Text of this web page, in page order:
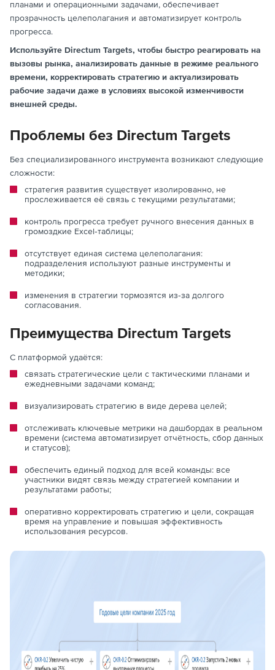
планами и операционными задачами, обеспечивает
прозрачность целеполагания и автоматизирует контроль
прогресса.
Используйте Directum Targets, чтобы быстро реагировать на
вызовы рынка, анализировать данные в режиме реального
времени, корректировать стратегию и актуализировать
рабочие задачи даже в условиях высокой изменчивости
внешней среды.
Проблемы без Directum Targets
Без специализированного инструмента возникают следующие
сложности:
стратегия развития существует изолированно, не
прослеживается её связь с текущими результатами;
контроль прогресса требует ручного внесения данных в
громоздкие Excel‑таблицы;
отсутствует единая система целеполагания:
подразделения используют разные инструменты и
методики;
изменения в стратегии тормозятся из‑за долгого
согласования.
Преимущества Directum Targets
С платформой удаётся:
связать стратегические цели с тактическими планами и
ежедневными задачами команд;
визуализировать стратегию в виде дерева целей;
отслеживать ключевые метрики на дашбордах в реальном
времени (система автоматизирует отчётность, сбор данных
и статусов);
обеспечить единый подход для всей команды: все
участники видят связь между стратегией компании и
результатами работы;
оперативно корректировать стратегию и цели, сокращая
время на управление и повышая эффективность
использования ресурсов.